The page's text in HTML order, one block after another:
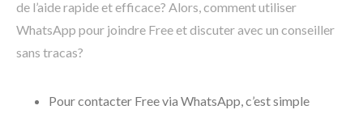
de l’aide rapide et efficace? Alors, comment utiliser
WhatsApp pour joindre Free et discuter avec un conseiller
sans tracas?
Pour contacter Free via WhatsApp, c’est simple